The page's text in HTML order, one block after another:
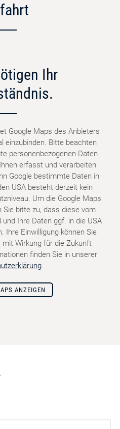
Ihr
Google Maps des Anbieters
einzubinden. Bitte beachten
personenbezogenen Daten
erfasst und verarbeiten
Google bestimmte Daten in
USA besteht derzeit kein
Um die Google Maps
Sie bitte zu, dass diese vom
und Ihre Daten ggf. in die USA
Ihre Einwilligung können Sie
Wirkung für die Zukunft
finden Sie in unserer
.
ANZEIGEN